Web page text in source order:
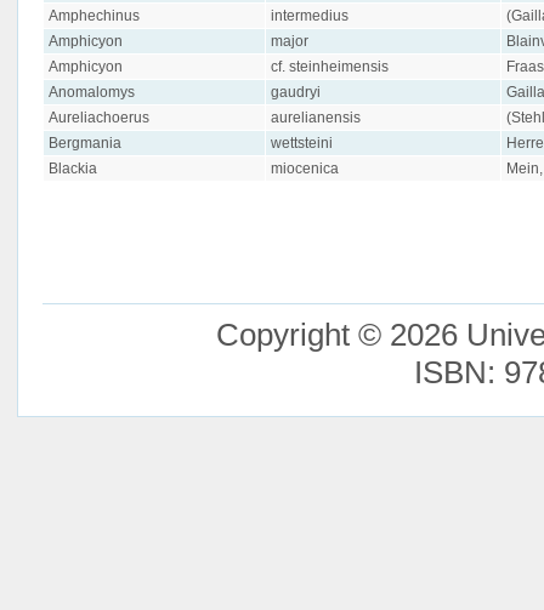
Amphechinus
intermedius
Amphicyon
major
Amphicyon
cf. steinheimensis
Anomalomys
gaudryi
Aureliachoerus
aurelianensis
Bergmania
wettsteini
Herre
Blackia
miocenica
Copyright © 2026
ISBN: